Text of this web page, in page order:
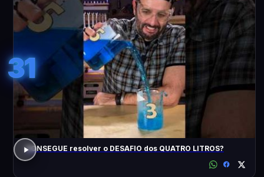
31
CONSEGUE resolver o DESAFIO dos QUATRO LITROS?